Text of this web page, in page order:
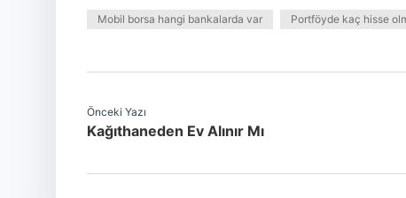
Mobil borsa hangi bankalarda var Portföyde kaç hisse
Önceki Yazı
Kağıthaneden Ev Alınır Mı